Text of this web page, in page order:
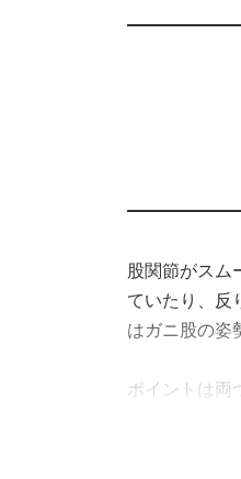
股関節がスム
ていたり、反
はガニ股の姿
ポイントは両